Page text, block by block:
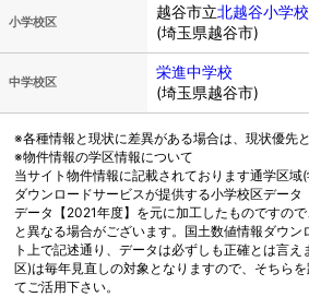
小学校区
越谷市立北越谷小学校
(埼玉県越谷市)
中学校区
栄進中学校
(埼玉県越谷市)
※各種情報と現状に差異がある場合は、現状優先と
※物件情報の学区情報について
当サイト物件情報に記載されております通学区域
ダウンロードサービスが提供する小学校区デー
データ【2021年度】を元に加工したものですの
と異なる場合がございます。国土数値情報ダウン
ト上で記述通り、データは必ずしも正確とは言
区)は毎年見直しの対象となりますので、そちら
てご活用下さい。